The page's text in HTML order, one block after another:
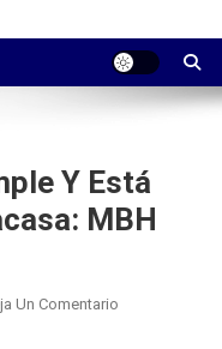
Y Está
MBH
Un ComentarioEn